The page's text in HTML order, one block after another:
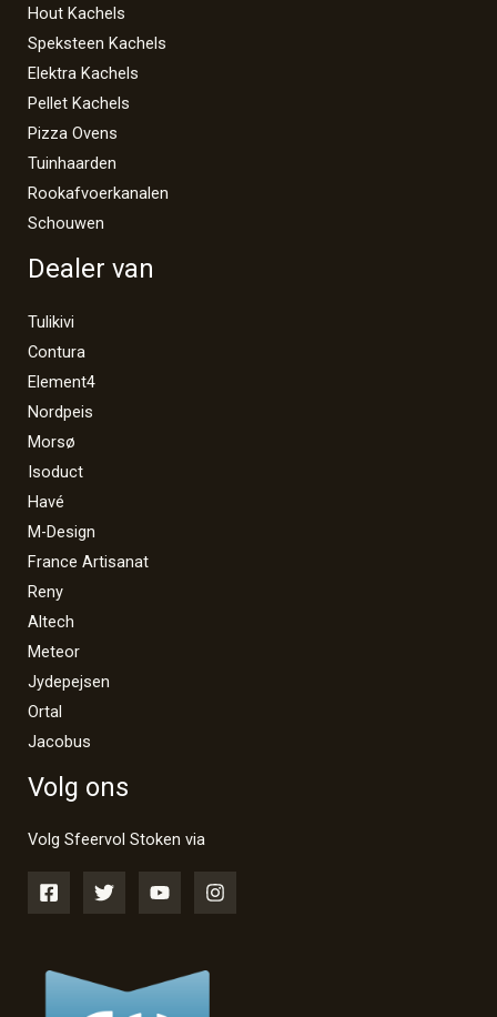
Hout Kachels
Speksteen Kachels
Elektra Kachels
Pellet Kachels
Pizza Ovens
Tuinhaarden
Rookafvoerkanalen
Schouwen
Dealer van
Tulikivi
Contura
Element4
Nordpeis
Morsø
Isoduct
Havé
M-Design
France Artisanat
Reny
Altech
Meteor
Jydepejsen
Ortal
Jacobus
Volg ons
Volg Sfeervol Stoken via